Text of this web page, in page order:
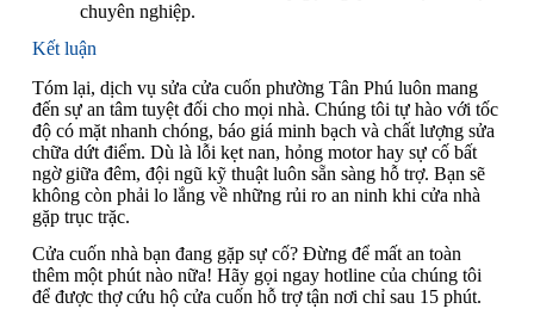
chuyên nghiệp.
Kết luận
Tóm lại, dịch vụ sửa cửa cuốn phường Tân Phú luôn mang
đến sự an tâm tuyệt đối cho mọi nhà. Chúng tôi tự hào với tốc
độ có mặt nhanh chóng, báo giá minh bạch và chất lượng sửa
chữa dứt điểm. Dù là lỗi kẹt nan, hỏng motor hay sự cố bất
ngờ giữa đêm, đội ngũ kỹ thuật luôn sẵn sàng hỗ trợ. Bạn sẽ
không còn phải lo lắng về những rủi ro an ninh khi cửa nhà
gặp trục trặc.
Cửa cuốn nhà bạn đang gặp sự cố? Đừng để mất an toàn
thêm một phút nào nữa! Hãy gọi ngay hotline của chúng tôi
để được thợ cứu hộ cửa cuốn hỗ trợ tận nơi chỉ sau 15 phút.